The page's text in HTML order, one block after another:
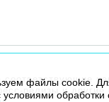
соответствующие
релизы и
файлы cookie.